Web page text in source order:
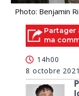
Photo: Benjamin
Partager
ma
14h00
8 octobre 2021